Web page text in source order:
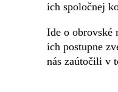
ich spoločnej
Ide o obrovské
ich postupne
nás zaútočili v